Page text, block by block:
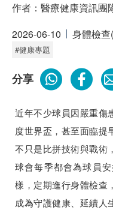
作者： 醫療健康資訊團
2026-06-10
身體檢查
#健康專題
分享
近年不少球員因嚴重傷
度世界盃，甚至面臨提
不只是比拼技術與戰術
球會每季都會為球員
樣，定期進行身體檢查
成為守護健康、延續人